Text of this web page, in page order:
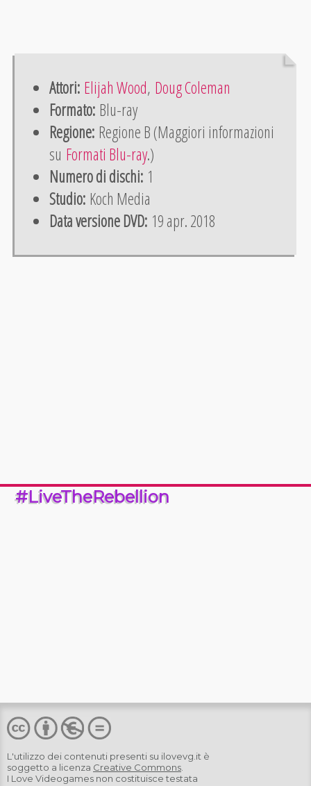
Attori: Elijah Wood, Doug Coleman
Formato: Blu-ray
Regione: Regione B (Maggiori informazioni
su Formati Blu-ray.)
Numero di dischi: 1
Studio: Koch Media
Data versione DVD: 19 apr. 2018
#LiveTheRebellion
L'utilizzo dei contenuti presenti su ilovevg.it è
soggetto a licenza Creative Commons
I Love Videogames non costituisce testata